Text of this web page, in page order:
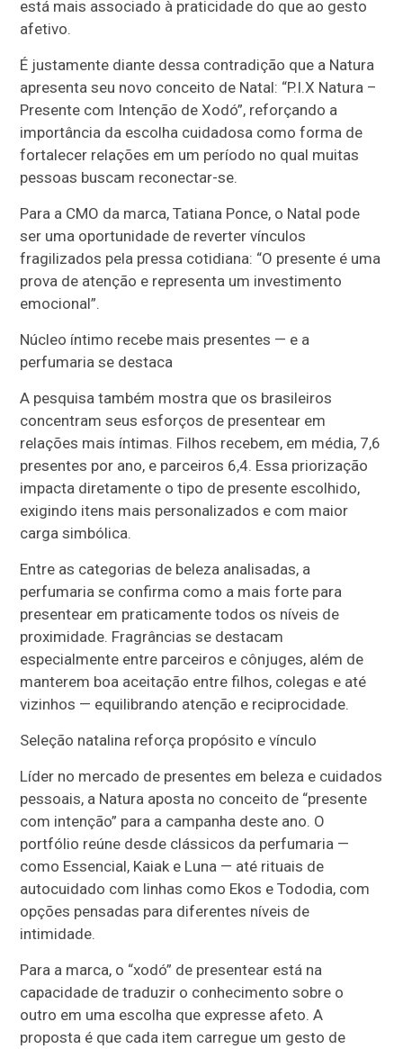
está mais associado à praticidade do que ao gesto
afetivo.
É justamente diante dessa contradição que a Natura
apresenta seu novo conceito de Natal: “P.I.X Natura –
Presente com Intenção de Xodó”, reforçando a
importância da escolha cuidadosa como forma de
fortalecer relações em um período no qual muitas
pessoas buscam reconectar-se.
Para a CMO da marca, Tatiana Ponce, o Natal pode
ser uma oportunidade de reverter vínculos
fragilizados pela pressa cotidiana: “O presente é uma
prova de atenção e representa um investimento
emocional”.
Núcleo íntimo recebe mais presentes — e a
perfumaria se destaca
A pesquisa também mostra que os brasileiros
concentram seus esforços de presentear em
relações mais íntimas. Filhos recebem, em média, 7,6
presentes por ano, e parceiros 6,4. Essa priorização
impacta diretamente o tipo de presente escolhido,
exigindo itens mais personalizados e com maior
carga simbólica.
Entre as categorias de beleza analisadas, a
perfumaria se confirma como a mais forte para
presentear em praticamente todos os níveis de
proximidade. Fragrâncias se destacam
especialmente entre parceiros e cônjuges, além de
manterem boa aceitação entre filhos, colegas e até
vizinhos — equilibrando atenção e reciprocidade.
Seleção natalina reforça propósito e vínculo
Líder no mercado de presentes em beleza e cuidados
pessoais, a Natura aposta no conceito de “presente
com intenção” para a campanha deste ano. O
portfólio reúne desde clássicos da perfumaria —
como Essencial, Kaiak e Luna — até rituais de
autocuidado com linhas como Ekos e Tododia, com
opções pensadas para diferentes níveis de
intimidade.
Para a marca, o “xodó” de presentear está na
capacidade de traduzir o conhecimento sobre o
outro em uma escolha que expresse afeto. A
proposta é que cada item carregue um gesto de